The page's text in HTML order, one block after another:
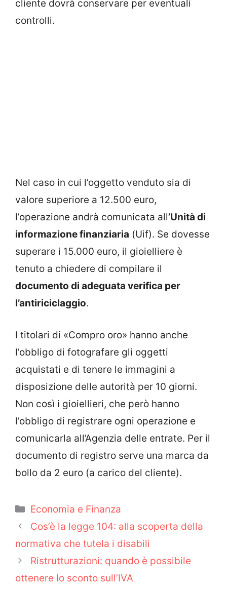
cliente dovrà conservare per eventuali
controlli.
Nel caso in cui l’oggetto venduto sia di
valore superiore a 12.500 euro,
l’operazione andrà comunicata all’Unità di
informazione finanziaria (Uif). Se dovesse
superare i 15.000 euro, il gioielliere è
tenuto a chiedere di compilare il
documento di adeguata verifica per
l’antiriciclaggio.
I titolari di «Compro oro» hanno anche
l’obbligo di fotografare gli oggetti
acquistati e di tenere le immagini a
disposizione delle autorità per 10 giorni.
Non così i gioiellieri, che però hanno
l’obbligo di registrare ogni operazione e
comunicarla all’Agenzia delle entrate. Per il
documento di registro serve una marca da
bollo da 2 euro (a carico del cliente).
Categorie
Economia e Finanza
Cos’è la legge 104: alla scoperta della
normativa che tutela i disabili
Ristrutturazioni: quando è possibile
ottenere lo sconto sull’IVA